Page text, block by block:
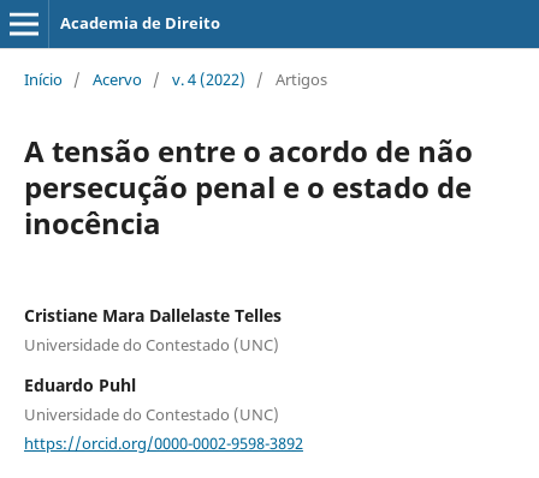
Academia de Direito
Início / Acervo / v. 4 (2022) / Artigos
A tensão entre o acordo de não
persecução penal e o estado de
inocência
Cristiane Mara Dallelaste Telles
Universidade do Contestado (UNC)
Eduardo Puhl
Universidade do Contestado (UNC)
https://orcid.org/0000-0002-9598-3892